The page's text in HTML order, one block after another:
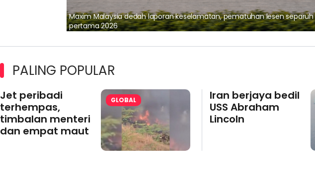
Maxim Malaysia dedah laporan keselamatan, pematuhan lesen separuh
pertama 2026
PALING POPULAR
Jet peribadi
terhempas,
timbalan menteri
dan empat maut
GLOBAL
Iran berjaya bedil
USS Abraham
Lincoln